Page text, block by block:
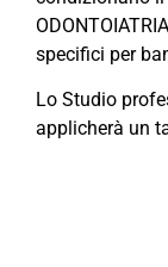
specifici per
Lo Studio
applicherà un